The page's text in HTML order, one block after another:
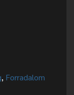
, Forradalom